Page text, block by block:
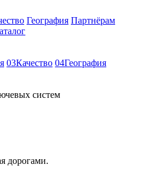
География Партнёрам
03Качество 04География
систем
дорогами.